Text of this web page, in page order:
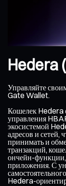
Hedera
Управляйте
Gate Wallet.
Кошелек Hedera
управления
экосистемой
адресов и сетей,
принимать и
транзакций,
ончейн-функции,
приложения. С
Hedera-